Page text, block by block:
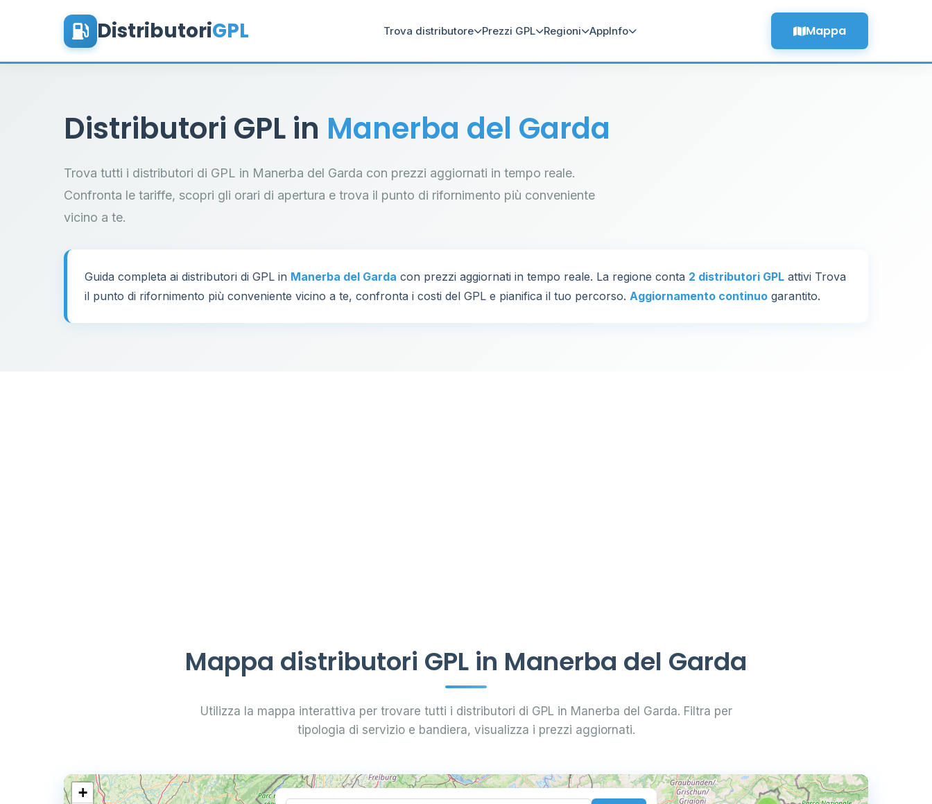
DistributoriGPL Trova distributore Prezzi GPL Regioni AppInfo Mappa
Distributori GPL in Manerba del Garda
Trova tutti i distributori di GPL in Manerba del Garda con prezzi aggiornati in tempo reale.
Confronta le tariffe, scopri gli orari di apertura e trova il punto di rifornimento più conveniente
vicino a te.
Guida completa ai distributori di GPL in Manerba del Garda con prezzi aggiornati in tempo reale. La regione conta 2 distributori GPL attivi Trova
il punto di rifornimento più conveniente vicino a te, confronta i costi del GPL e pianifica il tuo percorso. Aggiornamento continuo garantito.
Mappa distributori GPL in Manerba del Garda
Utilizza la mappa interattiva per trovare tutti i distributori di GPL in Manerba del Garda. Filtra per
tipologia di servizio e bandiera, visualizza i prezzi aggiornati.
+